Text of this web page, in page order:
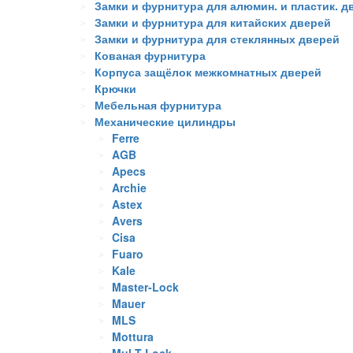
Замки и фурнитура для алюмин. и пластик.
Замки и фурнитура для китайских дверей
Замки и фурнитура для стеклянных дверей
Кованая фурнитура
Корпуса защёлок межкомнатных дверей
Крючки
Мебельная фурнитура
Механические цилиндры
Ferre
AGB
Apecs
Archie
Astex
Avers
Cisa
Fuaro
Kale
Master-Lock
Mauer
MLS
Mottura